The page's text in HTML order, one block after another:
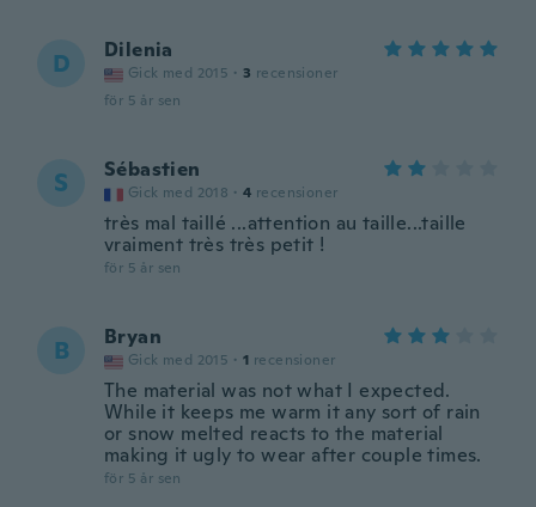
D Dilenia
Gick med 2015 · 3 recensioner
för 5 år sen
S Sébastien
Gick med 2018 · 4 recensioner
très mal taillé ...attention au taille...taille
vraiment très très petit !
för 5 år sen
B Bryan
Gick med 2015 · 1 recensioner
The material was not what I expected.
While it keeps me warm it any sort of rain
or snow melted reacts to the material
making it ugly to wear after couple times.
för 5 år sen